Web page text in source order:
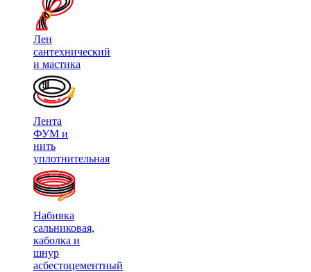
Лен
сантехнический
и мастика
Лента
ФУМ и
нить
уплотнительная
Набивка
сальниковая,
каболка и
шнур
асбестоцементный